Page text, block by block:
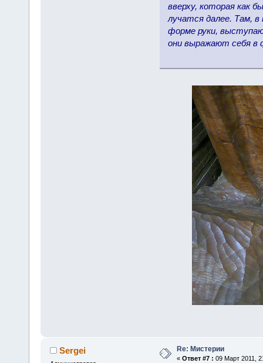
вверху, которая как
лучатся далее. Там,
форме руки,
они выражают себя в
Sergei Re: Мистерии
« Ответ #7 : 09 Март 2011,